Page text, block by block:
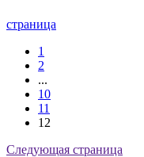
страница
1
2
...
10
11
12
Следующая страница